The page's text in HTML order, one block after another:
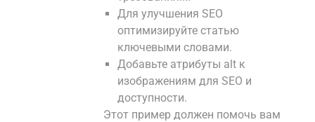
Для улучшения SEO
оптимизируйте статью
ключевыми словами.
Добавьте атрибуты alt к
изображениям для SEO и
доступности.
Этот пример должен помочь вам